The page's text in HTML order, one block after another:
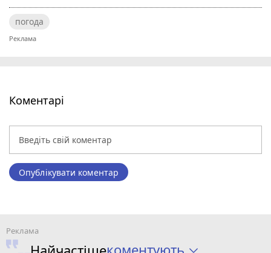
погода
Коментарі
Опублікувати коментар